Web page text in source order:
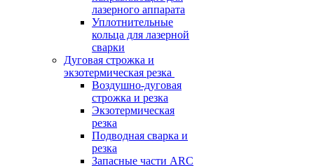
лазерного аппарата
Уплотнительные
кольца для лазерной
сварки
Дуговая строжка и
экзотермическая резка
Воздушно-дуговая
строжка и резка
Экзотермическая
резка
Подводная сварка и
резка
Запасные части ARC